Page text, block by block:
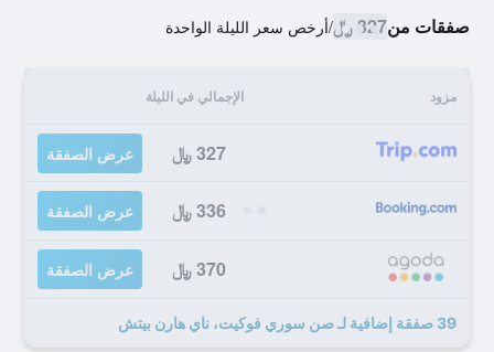
صفقات من327 ﷼ /أرخص سعر الليلة الواحدة
مزود الإجمالي في الليلة
327 ﷼ عرض الصفقة
336 ﷼ عرض الصفقة
370 ﷼ عرض الصفقة
39 صفقة إضافية لـ صن سوري فوكيت، ناي هارن بيتش